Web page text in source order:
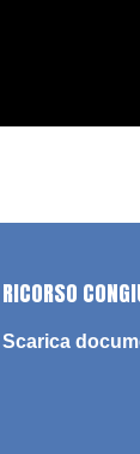
RICORSO
Scarica